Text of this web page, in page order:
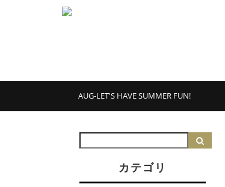
AUG-LET'S HAVE SUMMER FUN!
カテゴリ